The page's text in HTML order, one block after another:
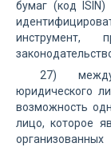
бумаг (код
инструмент,
27)
юридического
возможность
лицо, которое